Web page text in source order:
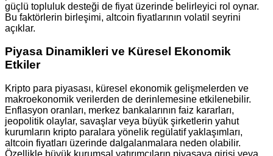
güçlü topluluk desteği de fiyat üzerinde belirleyici rol oynar.
Bu faktörlerin birleşimi, altcoin fiyatlarının volatil seyrini
açıklar.
Piyasa Dinamikleri ve Küresel Ekonomik
Etkiler
Kripto para piyasası, küresel ekonomik gelişmelerden ve
makroekonomik verilerden de derinlemesine etkilenebilir.
Enflasyon oranları, merkez bankalarının faiz kararları,
jeopolitik olaylar, savaşlar veya büyük şirketlerin yahut
kurumların kripto paralara yönelik regülatif yaklaşımları,
altcoin fiyatları üzerinde dalgalanmalara neden olabilir.
Özellikle büyük kurumsal yatırımcıların piyasaya girişi veya